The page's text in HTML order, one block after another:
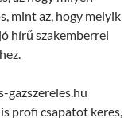
mint az, hogy melyik
hírű szakemberrel
gazszereles.hu
profi csapatot keres,